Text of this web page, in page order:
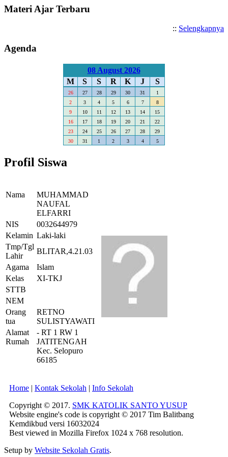
Materi Ajar Terbaru
:: Selengkapnya
Agenda
08 August 2026
M
S S R K J S
26 27 28 29 30 31
1
2
3 4 5 6 7
8
9
10 11 12 13 14
15
16
17 18 19 20 21
22
23
24 25 26 27 28
29
30
31 1 2 3 4 5
Profil Siswa
Nama
MUHAMMAD
NAUFAL
ELFARRI
NIS
0032644979
Kelamin Laki-laki
Tmp/Tgl
Lahir
BLITAR,4.21.03
Agama
Islam
Kelas
XI-TKJ
STTB
NEM
Orang
tua
RETNO
SULISTYAWATI
Alamat
Rumah
- RT 1 RW 1
JATITENGAH
Kec. Selopuro
66185
Home | Kontak Sekolah | Info Sekolah
Copyright © 2017. SMK KATOLIK SANTO YUSUP
Website engine's code is copyright © 2017 Tim Balitbang
Kemdikbud versi 16032024
Best viewed in Mozilla Firefox 1024 x 768 resolution.
Setup by Website Sekolah Gratis.